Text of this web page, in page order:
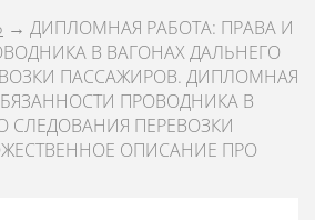
→ ДИПЛОМНАЯ РАБОТА: ПРАВА И
В ВАГОНАХ ДАЛЬНЕГО
ПАССАЖИРОВ. ДИПЛОМНАЯ
ПРОВОДНИКА В
СЛЕДОВАНИЯ ПЕРЕВОЗКИ
ОПИСАНИЕ ПРО